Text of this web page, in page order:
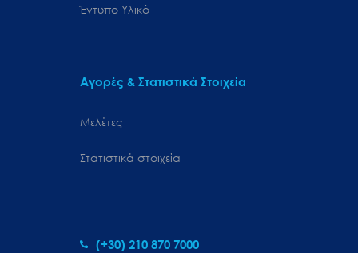
Έντυπο Υλικό
Αγορές & Στατιστικά Στοιχεία
Μελέτες
Στατιστικά στοιχεία
(+30) 210 870 7000